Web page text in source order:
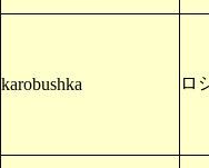
karobushka ロ